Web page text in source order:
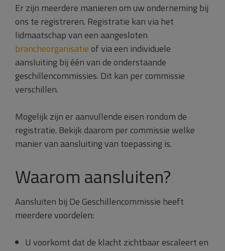
Er zijn meerdere manieren om uw onderneming bij
ons te registreren. Registratie kan via het
lidmaatschap van een aangesloten
brancheorganisatieof via een individuele
aansluiting bij één van de onderstaande
geschillencommissies. Dit kan per commissie
verschillen.
Mogelijk zijn er aanvullende eisen rondom de
registratie. Bekijk daarom per commissie welke
manier van aansluiting van toepassing is.
Waarom aansluiten?
Aansluiten bij De Geschillencommissie heeft
meerdere voordelen:
U voorkomt dat de klacht zichtbaar escaleert en